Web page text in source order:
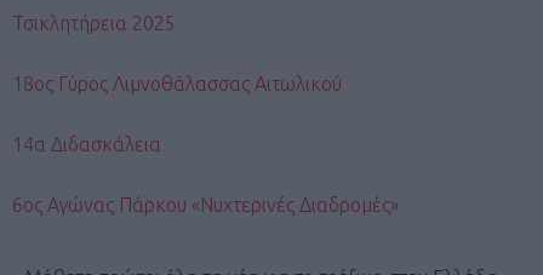
Τσικλητήρεια 2025
18ος Γύρος Λιμνοθάλασσας Αιτωλικού
14α Διδασκάλεια
6ος Αγώνας Πάρκου «Νυχτερινές Διαδρομές»